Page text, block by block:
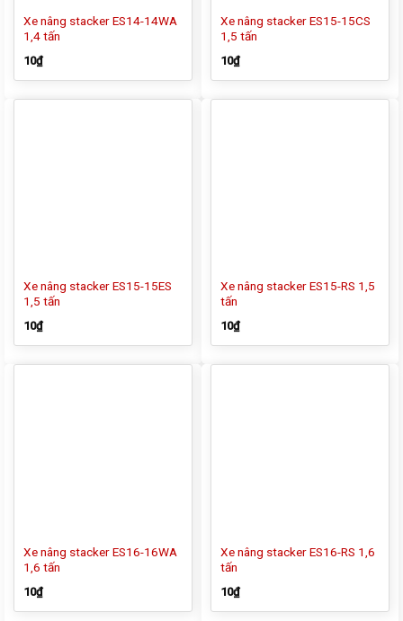
Xe nâng stacker ES14-14WA
1,4 tấn
10₫
Xe nâng stacker ES15-15CS
1,5 tấn
10₫
Xe nâng stacker ES15-15ES
1,5 tấn
10₫
Xe nâng stacker ES15-RS 1,5
tấn
10₫
Xe nâng stacker ES16-16WA
1,6 tấn
10₫
Xe nâng stacker ES16-RS 1,6
tấn
10₫